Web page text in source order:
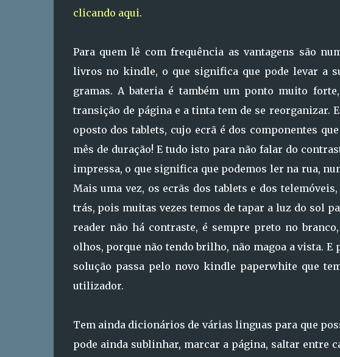
clicando aqui.
Para quem lê com frequência as vantagens são
livros no kindle, o que significa que pode levar a
gramas. A bateria é também um ponto muito
transição de página e a tinta tem de se reorganizar.
oposto dos tablets, cujo ecrã é dos componentes
mês de duração! E tudo isto para não falar do
impressa, o que significa que podemos ler na rua,
Mais uma vez, os ecrãs dos tablets e dos
trás, pois muitas vezes temos de tapar a luz do sol
reader não há contraste, é sempre preto no
olhos, porque não tendo brilho, não magoa a vista.
solução passa pelo novo kindle paperwhite que
utilizador.
Tem ainda dicionários de várias linguas para que
pode ainda sublinhar, marcar a página, saltar entre